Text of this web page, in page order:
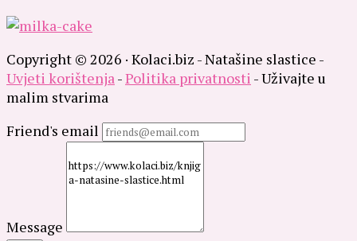
Copyright © 2026 · Kolaci.biz - Natašine slastice -
Uvjeti korištenja-Politika privatnosti - Uživajte u
malim stvarima
Friend's email
Message